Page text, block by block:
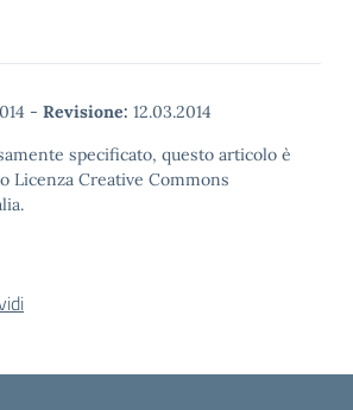
- Revisione: 12.03.2014
specificato, questo articolo è
Licenza Creative Commons